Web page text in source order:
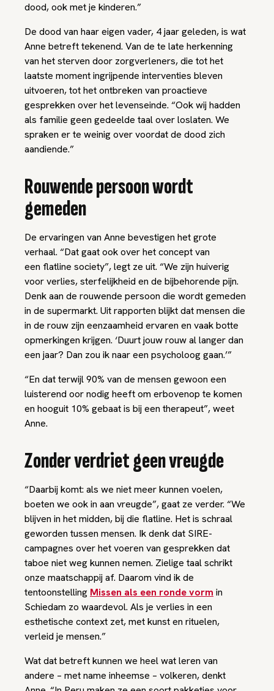
dood, ook met je kinderen.”
De dood van haar eigen vader, 4 jaar geleden, is wat
Anne betreft tekenend. Van de te late herkenning
van het sterven door zorgverleners, die tot het
laatste moment ingrijpende interventies bleven
uitvoeren, tot het ontbreken van proactieve
gesprekken over het levenseinde. “Ook wij hadden
als familie geen gedeelde taal over loslaten. We
spraken er te weinig over voordat de dood zich
aandiende.”
Rouwende persoon wordt
gemeden
De ervaringen van Anne bevestigen het grote
verhaal. “Dat gaat ook over het concept van
een flatline society”, legt ze uit. “We zijn huiverig
voor verlies, sterfelijkheid en de bijbehorende pijn.
Denk aan de rouwende persoon die wordt gemeden
in de supermarkt. Uit rapporten blijkt dat mensen die
in de rouw zijn eenzaamheid ervaren en vaak botte
opmerkingen krijgen. ‘Duurt jouw rouw al langer dan
een jaar? Dan zou ik naar een psycholoog gaan.’”
“En dat terwijl 90% van de mensen gewoon een
luisterend oor nodig heeft om erbovenop te komen
en hooguit 10% gebaat is bij een therapeut”, weet
Anne.
Zonder verdriet geen vreugde
“Daarbij komt: als we niet meer kunnen voelen,
boeten we ook in aan vreugde”, gaat ze verder. “We
blijven in het midden, bij die flatline. Het is schraal
geworden tussen mensen. Ik denk dat SIRE-
campagnes over het voeren van gesprekken dat
taboe niet weg kunnen nemen. Zielige taal schrikt
onze maatschappij af. Daarom vind ik de
tentoonstelling Missen als een ronde vorm in
Schiedam zo waardevol. Als je verlies in een
esthetische context zet, met kunst en rituelen,
verleid je mensen.”
Wat dat betreft kunnen we heel wat leren van
andere – met name inheemse – volkeren, denkt